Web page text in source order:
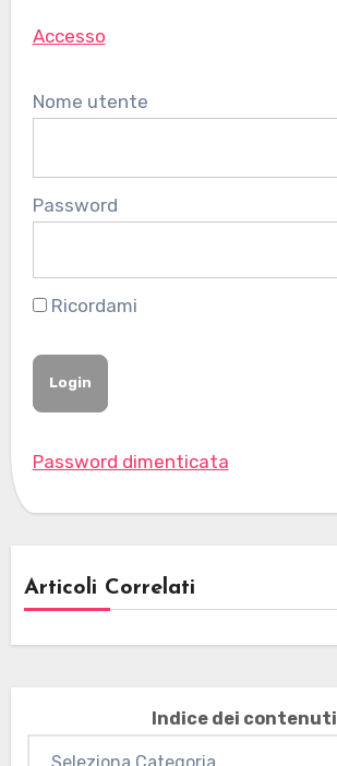
Accesso
Nome utente
Password
Ricordami
Password dimenticata
Articoli Correlati
Indice dei contenuti